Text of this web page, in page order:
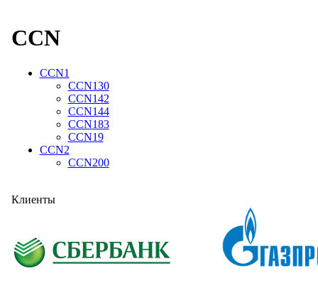
CCN
CCN1
CCN130
CCN142
CCN144
CCN183
CCN19
CCN2
CCN200
Клиенты